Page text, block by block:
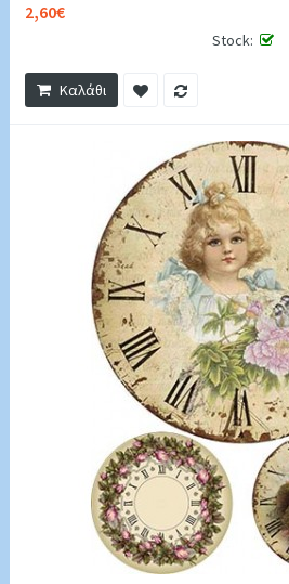
2,60€
Stock:
Καλάθι